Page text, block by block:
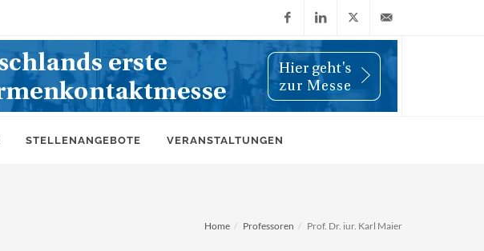
FacebookLinkedIn
X
(Twitter)
info@wiwi-
STELLENANGEBOTE VERANSTALTUNGEN
Home Professoren Prof. Dr. iur. Karl Maier